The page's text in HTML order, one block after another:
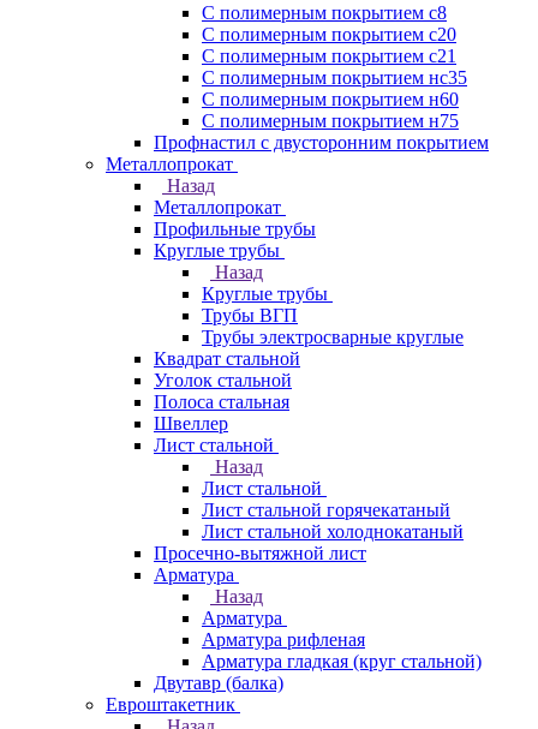
С полимерным покрытием с8
С полимерным покрытием с20
С полимерным покрытием с21
С полимерным покрытием нс35
С полимерным покрытием н60
С полимерным покрытием н75
Профнастил с двусторонним покрытием
Металлопрокат
Назад
Металлопрокат
Профильные трубы
Круглые трубы
Назад
Круглые трубы
Трубы ВГП
Трубы электросварные круглые
Квадрат стальной
Уголок стальной
Полоса стальная
Швеллер
Лист стальной
Назад
Лист стальной
Лист стальной горячекатаный
Лист стальной холоднокатаный
Просечно-вытяжной лист
Арматура
Назад
Арматура
Арматура рифленая
Арматура гладкая (круг стальной)
Двутавр (балка)
Евроштакетник